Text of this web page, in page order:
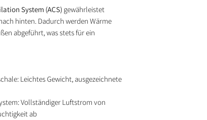
System (ACS) gewährleistet
hinten. Dadurch werden Wärme
abgeführt, was stets für ein
Leichtes Gewicht, ausgezeichnete
Vollständiger Luftstrom von
ab